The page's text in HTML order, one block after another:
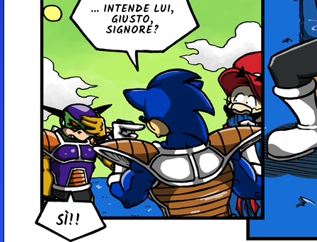
... INTENDE LUI,
GIUSTO,
SIGNORE?
SÌ!!